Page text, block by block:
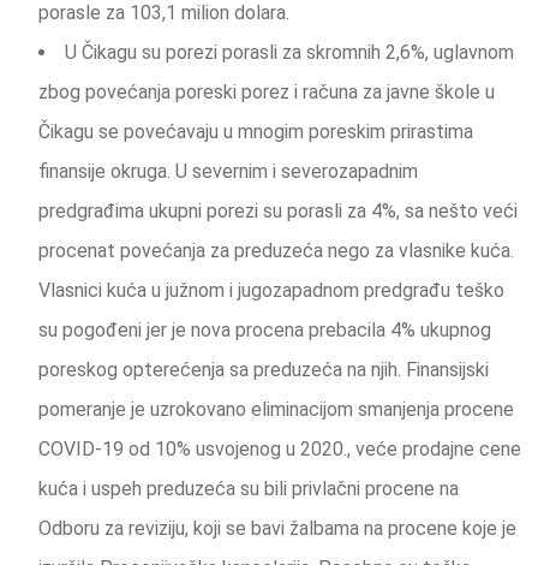
porasle za 103,1 milion dolara.
U Čikagu su porezi porasli za skromnih 2,6%, uglavnom
zbog povećanja poreski porez i računa za javne škole u ​​
Čikagu se povećavaju u mnogim poreskim prirastima
finansije okruga. U severnim i severozapadnim
predgrađima ukupni porezi su porasli za 4%, sa nešto veći
procenat povećanja za preduzeća nego za vlasnike kuća.
Vlasnici kuća u južnom i jugozapadnom predgrađu teško
su pogođeni jer je nova procena prebacila 4% ukupnog
poreskog opterećenja sa preduzeća na njih. Finansijski
pomeranje je uzrokovano eliminacijom smanjenja procene
COVID-19 od 10% usvojenog u 2020., veće prodajne cene
kuća i uspeh preduzeća su bili privlačni procene na
Odboru za reviziju, koji se bavi žalbama na procene koje je